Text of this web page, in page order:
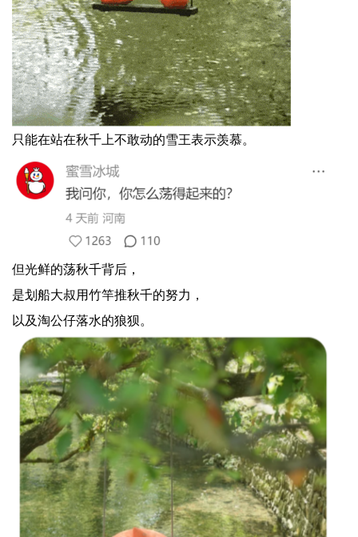
只能在站在秋千上不敢动的雪王表示羡慕。
但光鲜的荡秋千背后，
是划船大叔用竹竿推秋千的努力，
以及淘公仔落水的狼狈。